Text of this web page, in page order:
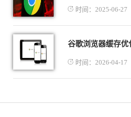
时间：2025-06-27
时间：2026-04-17